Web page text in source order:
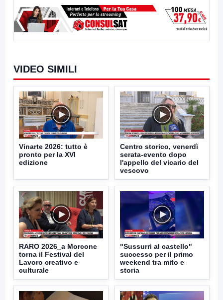
VIDEO SIMILI
Vinarte 2026: tutto è
pronto per la XVI
edizione
Centro storico, venerdì
serata-evento dopo
l'appello del vicario del
vescovo
RARO 2026_a Morcone
torna il Festival del
Lavoro creativo e
culturale
"Sussurri al castello"
successo per il primo
weekend tra mito e
storia